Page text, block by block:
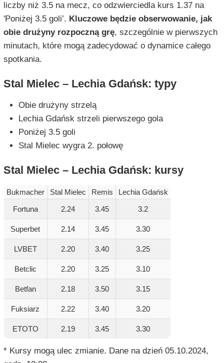
liczby niż 3.5 na mecz, co odzwierciedla kurs 1.37 na
'Poniżej 3.5 goli’. Kluczowe będzie obserwowanie, jak
obie drużyny rozpoczną grę, szczególnie w pierwszych
minutach, które mogą zadecydować o dynamice całego
spotkania.
Stal Mielec – Lechia Gdańsk: typy
Obie drużyny strzelą
Lechia Gdańsk strzeli pierwszego gola
Poniżej 3.5 goli
Stal Mielec wygra 2. połowę
Stal Mielec – Lechia Gdańsk: kursy
Bukmacher Stal Mielec Remis
Lechia Gdańsk
Fortuna
2.24 3.45 3.2
Superbet 2.14 3.45 3.30
LVBET 2.20 3.40 3.25
Betclic 2.20 3.25 3.10
Betfan 2.18 3.50 3.15
Fuksiarz 2.22 3.40 3.20
ETOTO 2.19 3.45 3.30
* Kursy mogą ulec zmianie. Dane na dzień 05.10.2024,